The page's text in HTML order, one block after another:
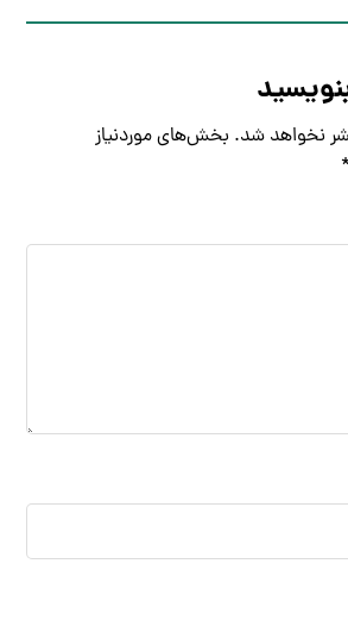
نخواهد شد. بخش‌های موردنیاز
*